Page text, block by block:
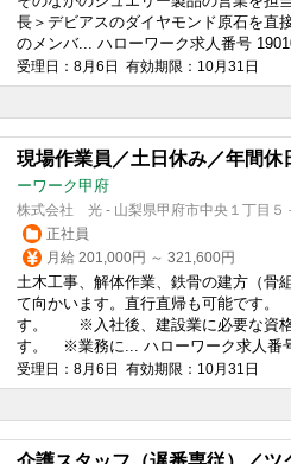
長＞デビアスのダイヤモンド原石を直
のメンバ... ハローワーク求人番号
受理日：8月6日 有効期限：10月31日
現場作業員／土日休み／年間休
ーワーク甲府
株式会社 光 - 山梨県甲府市中央１丁目
正社員
月給 201,000円 ～ 321,600円
土木工事、解体作業、鉄骨の建方（
て向かいます。直行直帰も可能です。
す。 ※入社後、建設業に必要な資格
す。 ※業務に... ハローワーク求人番
受理日：8月6日 有効期限：10月31日